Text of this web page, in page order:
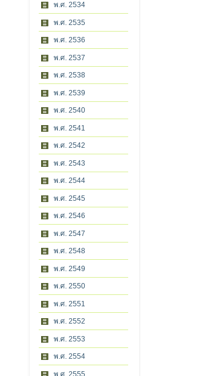
พ.ศ. 2534
พ.ศ. 2535
พ.ศ. 2536
พ.ศ. 2537
พ.ศ. 2538
พ.ศ. 2539
พ.ศ. 2540
พ.ศ. 2541
พ.ศ. 2542
พ.ศ. 2543
พ.ศ. 2544
พ.ศ. 2545
พ.ศ. 2546
พ.ศ. 2547
พ.ศ. 2548
พ.ศ. 2549
พ.ศ. 2550
พ.ศ. 2551
พ.ศ. 2552
พ.ศ. 2553
พ.ศ. 2554
พ.ศ. 2555